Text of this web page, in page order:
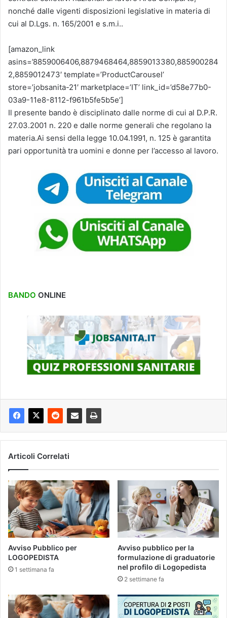
nonché dalle vigenti disposizioni legislative in materia di
cui al D.Lgs. n. 165/2001 e s.m.i..
[amazon_link
asins=’8859006406,8879468464,8859013380,885900284
2,8859012473′ template=’ProductCarousel’
store=’jobsanita-21′ marketplace=’IT’ link_id=’d58e77b0-
03a9-11e8-8112-f961b5fe5b5e’]
Il presente bando è disciplinato dalle norme di cui al D.P.R.
27.03.2001 n. 220 e dalle norme generali che regolano la
materia.Ai sensi della legge 10.04.1991, n. 125 è garantita
pari opportunità tra uomini e donne per l’accesso al lavoro.
BANDO ONLINE
Articoli Correlati
Avviso Pubblico per
LOGOPEDISTA
1 settimana fa
Avviso pubblico per la
formulazione di graduatorie
nel profilo di Logopedista
2 settimane fa